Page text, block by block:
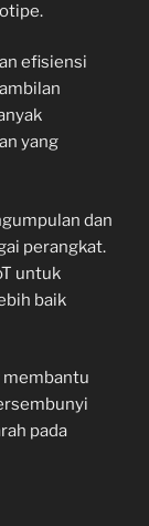
efisiensi
yang
dan
perangkat.
untuk
baik
membantu
pada